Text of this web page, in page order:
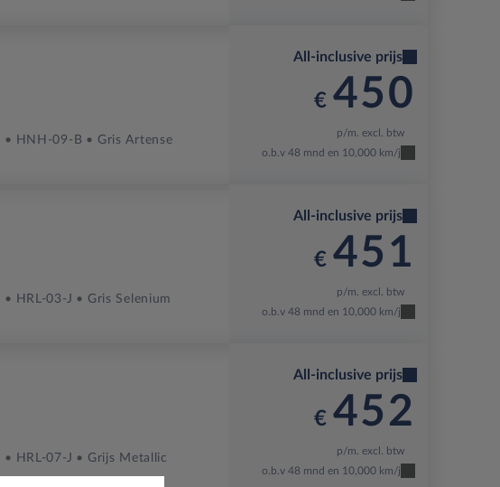
HNH-09-B Gris Artense
All-inclusive prijs
€ 450
p/m. excl. btw
o.b.v 48 mnd en 10,000 km/j
HRL-03-J Gris Selenium
All-inclusive prijs
€ 451
p/m. excl. btw
o.b.v 48 mnd en 10,000 km/j
HRL-07-J Grijs Metallic
All-inclusive prijs
€ 452
p/m. excl. btw
o.b.v 48 mnd en 10,000 km/j